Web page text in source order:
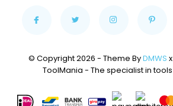
© Copyright 2026 - Theme ByDMWS x
ToolMania - The specialist in tools